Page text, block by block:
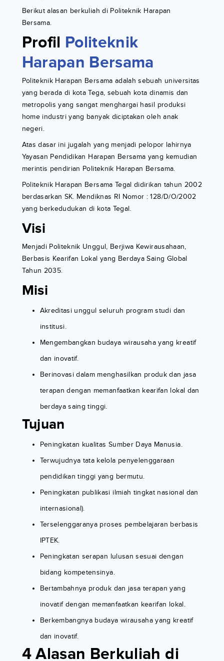
Berikut alasan berkuliah di Politeknik Harapan
Bersama.
Profil Politeknik
Harapan Bersama
Politeknik Harapan Bersama adalah sebuah universitas
yang berada di kota Tega, sebuah kota dinamis dan
metropolis yang sangat menghargai hasil produksi
home industri yang banyak diciptakan oleh anak
negeri.
Atas dasar ini jugalah yang menjadi pelopor lahirnya
Yayasan Pendidikan Harapan Bersama yang kemudian
merintis pendirian Politeknik Harapan Bersama.
Politeknik Harapan Bersama Tegal didirikan tahun 2002
berdasarkan SK. Mendiknas RI Nomor : 128/D/O/2002
yang berkedudukan di kota Tegal.
Visi
Menjadi Politeknik Unggul, Berjiwa Kewirausahaan,
Berbasis Kearifan Lokal yang Berdaya Saing Global
Tahun 2035.
Misi
Akreditasi unggul seluruh program studi dan
institusi.
Mengembangkan budaya wirausaha yang kreatif
dan inovatif.
Berinovasi dalam menghasilkan produk dan jasa
terapan dengan memanfaatkan kearifan lokal dan
berdaya saing tinggi.
Tujuan
Peningkatan kualitas Sumber Daya Manusia.
Terwujudnya tata kelola penyelenggaraan
pendidikan tinggi yang bermutu.
Peningkatan publikasi ilmiah tingkat nasional dan
internasional).
Terselenggaranya proses pembelajaran berbasis
IPTEK.
Peningkatan serapan lulusan sesuai dengan
bidang kompetensinya.
Bertambahnya produk dan jasa terapan yang
inovatif dengan memanfaatkan kearifan lokal.
Berkembangnya budaya wirausaha yang kreatif
dan inovatif.
4 Alasan Berkuliah di